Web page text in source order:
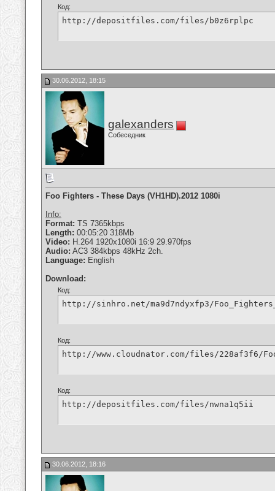
Код:
http://depositfiles.com/files/b0z6rplpc
30.06.2012, 18:15
galexanders
Собеседник
Foo Fighters - These Days (VH1HD).2012 1080i
Info:
Format: TS 7365kbps
Length: 00:05:20 318Mb
Video: H.264 1920x1080i 16:9 29.970fps
Audio: AC3 384kbps 48kHz 2ch.
Language: English
Download:
Код:
http://sinhro.net/ma9d7ndyxfp3/
Код:
http://www.cloudnator.com/files/228af3f6/
Код:
http://depositfiles.com/files/nwna1q5ii
30.06.2012, 18:16